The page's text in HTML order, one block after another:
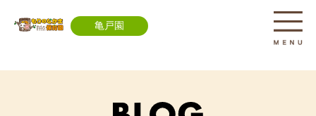
亀戸園